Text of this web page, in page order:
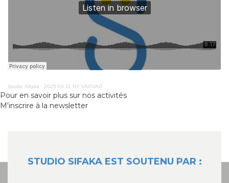
Studio Sifaka · 2025-03-11 NY VAOVAO
Pour en savoir plus sur nos activités
M'inscrire à la newsletter
STUDIO SIFAKA EST SOUTENU PAR :